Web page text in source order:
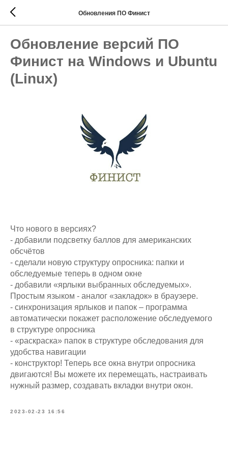
Обновления ПО Финист
Обновление версий ПО
Финист на Windows и Ubuntu
(Linux)
Что нового в версиях?
- добавили подсветку баллов для американских
обсчётов
- сделали новую структуру опросника: папки и
обследуемые теперь в одном окне
- добавили «ярлыки выбранных обследуемых».
Простым языком - аналог «закладок» в браузере.
- синхронизация ярлыков и папок – программа
автоматически покажет расположение обследуемого
в структуре опросника
- «раскраска» папок в структуре обследования для
удобства навигации
- конструктор! Теперь все окна внутри опросника
двигаются! Вы можете их перемещать, настраивать
нужный размер, создавать вкладки внутри окон.
2023-02-23 16:56